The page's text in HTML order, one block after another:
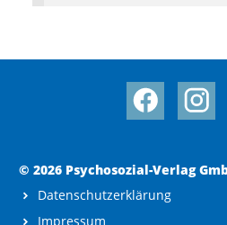
© 2026 Psychosozial-Verlag
Datenschutzerklärung
Impressum